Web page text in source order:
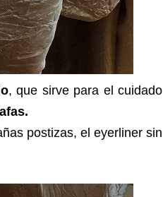
, que sirve para el cuidado
postizas, el eyerliner sin